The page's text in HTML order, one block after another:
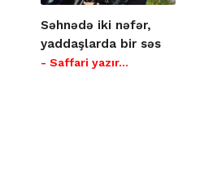
Səhnədə iki nəfər,
yaddaşlarda bir səs
- Saffari yazır…